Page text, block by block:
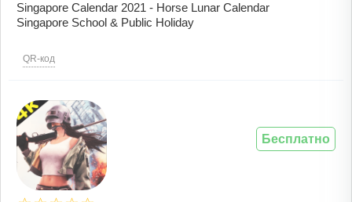
Singapore Calendar 2021 - Horse Lunar Calendar
Singapore School & Public Holiday
QR-код
Бесплатно